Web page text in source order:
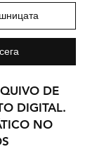
DE
DIGITAL.
NO